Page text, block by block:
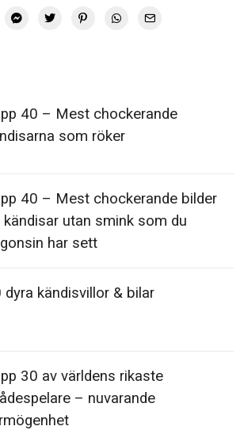
40 – Mest chockerande
som röker
40 – Mest chockerande bilder
kändisar utan smink som du
har sett
dyra kändisvillor & bilar
30 av världens rikaste
– nuvarande